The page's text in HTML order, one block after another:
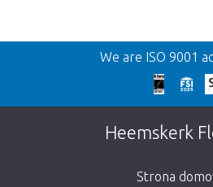
Wroc
We're
This page does not
button below to
We are ISO 9001
Heemskerk
Strona